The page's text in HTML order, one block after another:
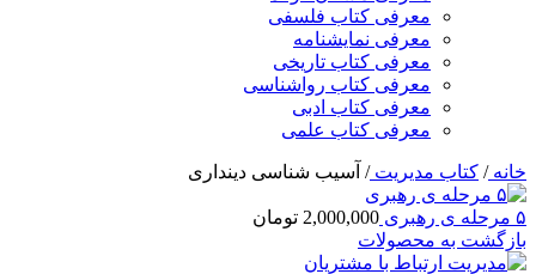
معرفی کتاب فلسفی
معرفی نمایشنامه
معرفی کتاب تاریخی
معرفی کتاب رواشناسی
معرفی کتاب ادبی
معرفی کتاب علمی
خانه/ کتاب مدیریت/ آسیب شناسی دینداری
۵ مرحله ی رهبری 2,000,000 تومان
بازگشت به محصولات